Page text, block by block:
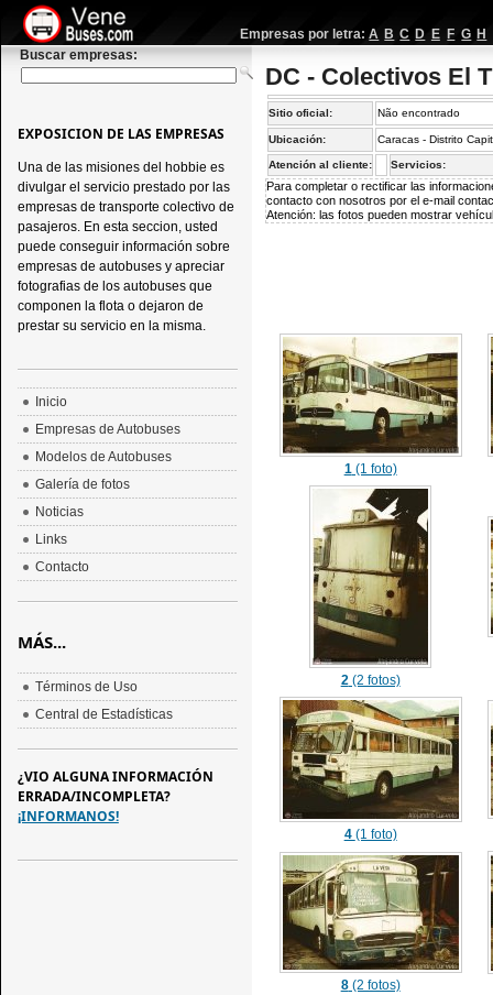
Empresas por letra: A B C D E F G H
Buscar empresas:
DC - Colectivos El
Sitio oficial: Não encontrado
Ubicación: Caracas - Distrito
Atención al cliente: Servicios:
Para completar o rectificar las
contacto con nosotros por el e-mail
Atención: las fotos pueden mostrar
1(1 foto)
2(2 fotos)
4 (1 foto)
8(2 fotos)
EXPOSICION DE LAS EMPRESAS
Una de las misiones del hobbie es
divulgar el servicio prestado por las
empresas de transporte colectivo de
pasajeros. En esta seccion, usted
puede conseguir información sobre
empresas de autobuses y apreciar
fotografias de los autobuses que
componen la flota o dejaron de
prestar su servicio en la misma.
Inicio
Empresas de Autobuses
Modelos de Autobuses
Galería de fotos
Noticias
Links
Contacto
MÁS...
Términos de Uso
Central de Estadísticas
¿VIO ALGUNA INFORMACIÓN
ERRADA/INCOMPLETA?
¡INFORMANOS!